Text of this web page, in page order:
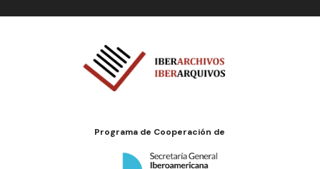
Programa de Cooperación de